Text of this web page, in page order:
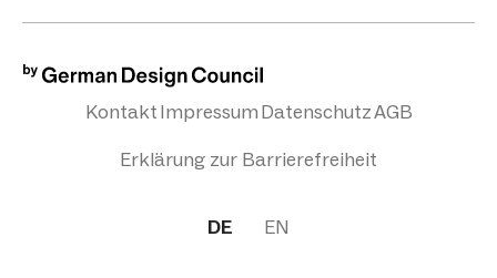
KontaktImpressumDatenschutzAGB
Erklärung zur Barrierefreiheit
DE EN